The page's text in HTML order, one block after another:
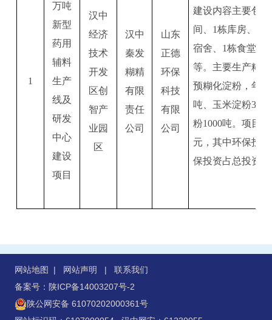
1
万吨
新型
药用
辅料
生产
线及
研发
中心
建设
项目
汉中
经济
技术
开发
区创
智产
业园
区
汉中
秦发
糊精
有限
责任
公司
山东
正德
环保
科技
有限
公司
建设内容主要包含
间、1栋库房、1
宿舍、1栋食堂及
等。主要生产糊
预糊化淀粉，年
吨、玉米淀粉
粉1000吨。项目
元，其中环保投资
保投资占总投资的
网站地图 | 网站声明 | 联系我们
备案号：陕ICP备14003207号-2
陕公网安备 61070202000361号